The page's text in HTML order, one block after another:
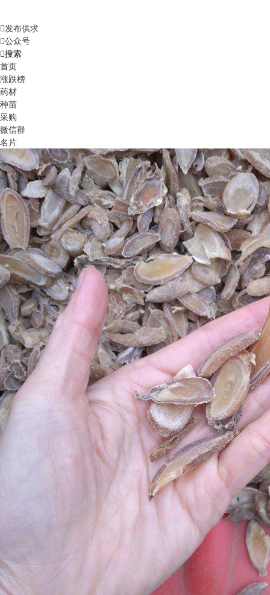
发布供求
公众号
搜索
首页
涨跌榜
药材
种苗
采购
微信群
名片